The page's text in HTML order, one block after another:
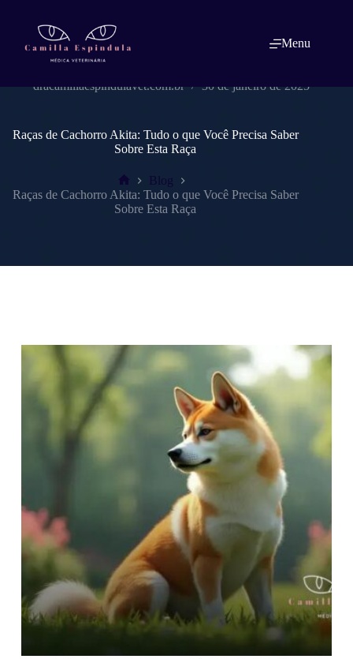
conteúdo
Menu
dracamillaespindulavet.com.br 30 de janeiro de 2025
Raças de Cachorro Akita: Tudo o que Você Precisa Saber
Sobre Esta Raça
Home
Blog
Raças de Cachorro Akita: Tudo o que Você Precisa Saber
Sobre Esta Raça